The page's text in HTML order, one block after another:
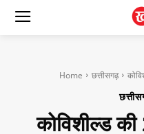
Home छत्तीसगढ़
कोविशील्ड